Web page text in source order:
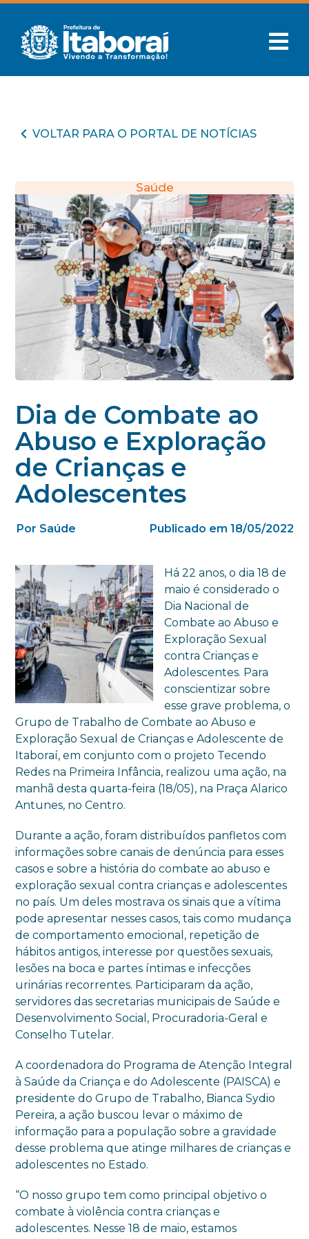
VOLTAR PARA O PORTAL DE NOTÍCIAS
Saúde
Dia de Combate ao
Abuso e Exploração
de Crianças e
Adolescentes
Por Saúde Publicado em 18/05/2022
Há 22 anos, o dia 18 de
maio é considerado o
Dia Nacional de
Combate ao Abuso e
Exploração Sexual
contra Crianças e
Adolescentes. Para
conscientizar sobre
esse grave problema, o
Grupo de Trabalho de Combate ao Abuso e
Exploração Sexual de Crianças e Adolescente de
Itaboraí, em conjunto com o projeto Tecendo
Redes na Primeira Infância, realizou uma ação, na
manhã desta quarta-feira (18/05), na Praça Alarico
Antunes, no Centro.
Durante a ação, foram distribuídos panfletos com
informações sobre canais de denúncia para esses
casos e sobre a história do combate ao abuso e
exploração sexual contra crianças e adolescentes
no país. Um deles mostrava os sinais que a vítima
pode apresentar nesses casos, tais como mudança
de comportamento emocional, repetição de
hábitos antigos, interesse por questões sexuais,
lesões na boca e partes íntimas e infecções
urinárias recorrentes. Participaram da ação,
servidores das secretarias municipais de Saúde e
Desenvolvimento Social, Procuradoria-Geral e
Conselho Tutelar.
A coordenadora do Programa de Atenção Integral
à Saúde da Criança e do Adolescente (PAISCA) e
presidente do Grupo de Trabalho, Bianca Sydio
Pereira, a ação buscou levar o máximo de
informação para a população sobre a gravidade
desse problema que atinge milhares de crianças e
adolescentes no Estado.
“O nosso grupo tem como principal objetivo o
combate à violência contra crianças e
adolescentes. Nesse 18 de maio, estamos